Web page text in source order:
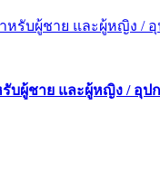
รับผู้ชาย และผู้หญิง / อุป